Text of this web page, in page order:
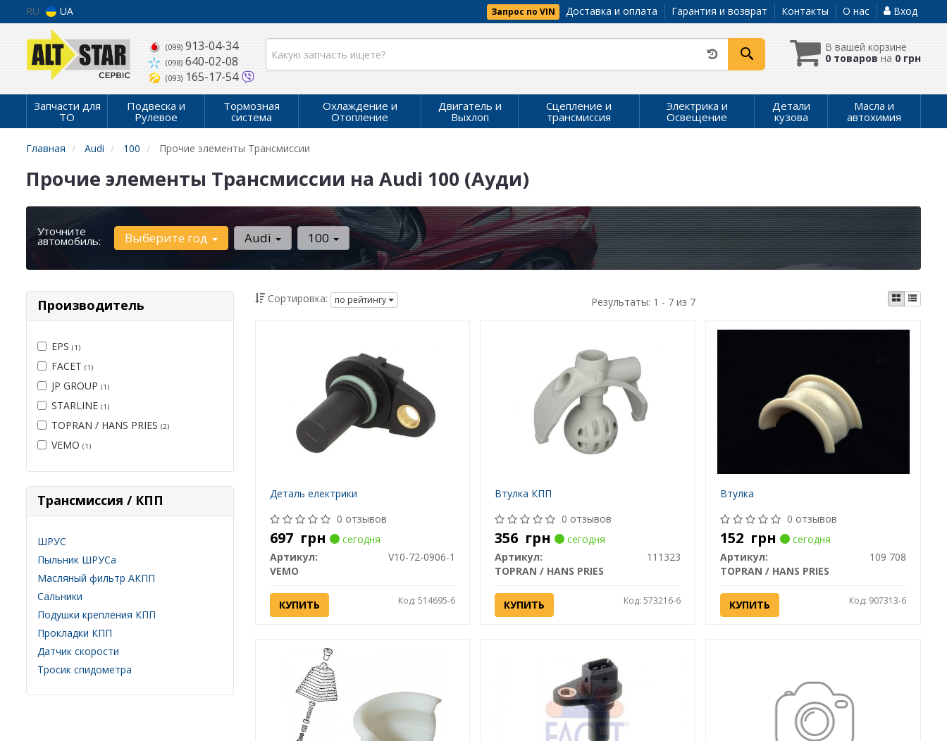
RU UA Запрос по VIN Доставка и оплата Гарантия и возврат Контакты О нас Вход
(099)913-04-34
(098)640-02-08
(093)165-17-54
В вашей корзине
0 товаров на 0 грн
Запчасти для
ТО
Подвеска и
Рулевое
Тормозная
система
Охлаждение и
Отопление
Двигатель и
Выхлоп
Сцепление и
трансмиссия
Электрика и
Освещение
Детали
кузова
Масла и
автохимия
Главная Audi 100 Прочие элементы Трансмиссии
Прочие элементы Трансмиссии на Audi 100 (Ауди)
Уточните
автомобиль: Выберите год Audi 100
Производитель
EPS (1)
FACET (1)
JP GROUP (1)
STARLINE (1)
TOPRAN / HANS PRIES (2)
VEMO (1)
Трансмиссия / КПП
ШРУС
Пыльник ШРУСа
Масляный фильтр АКПП
Сальники
Подушки крепления КПП
Прокладки КПП
Датчик скорости
Тросик спидометра
Сортировка: по рейтингу Результаты: 1 - 7 из 7
Деталь електрики
0 отзывов
697 грн
сегодня
Артикул:
V10-72-0906-1
VEMO
КУПИТЬ Код: 514695-6
Втулка КПП
0 отзывов
356 грн
сегодня
Артикул:
111323
TOPRAN / HANS PRIES
КУПИТЬ Код: 573216-6
Втулка
0 отзывов
152 грн
сегодня
Артикул:
109 708
TOPRAN / HANS PRIES
КУПИТЬ Код: 907313-6